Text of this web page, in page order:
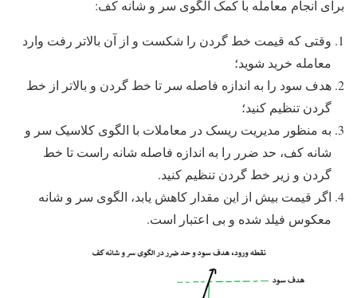
برای انجام معامله با کمک الگوی سر و شانه کف:
وقتی که قیمت خط گردن را شکست و از آن بالاتر رفت وارد
معامله خرید شوید؛
هدف سود را به اندازه فاصله سر تا خط گردن و بالاتر از خط
گردن تنظیم کنید؛
به منظور مدیریت ریسک در معاملات با الگوی کلاسیک سر و
شانه کف، حد ضرر را به اندازه فاصله شانه راست تا خط
گردن و زیر خط گردن تنظیم کنید.
اگر قیمت بیش از این مقدار کاهش یابد، الگوی سر و شانه
معکوس فیلد شده و بی اعتبار است.